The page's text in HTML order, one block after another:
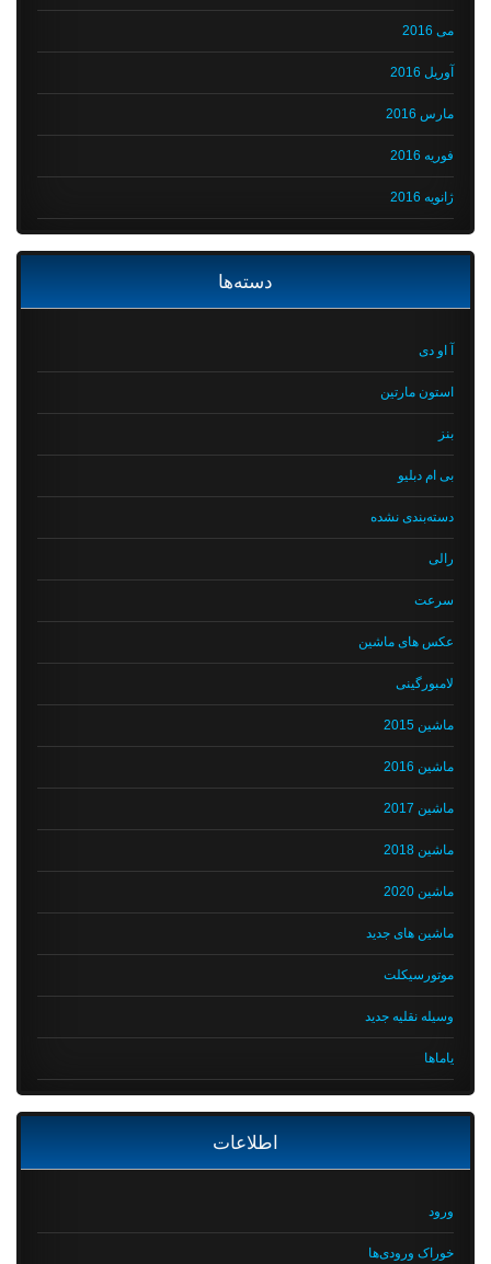
می 2016
آوریل 2016
مارس 2016
فوریه 2016
ژانویه 2016
دسته‌ها
آ او دی
استون مارتین
بی ام دبلیو
دسته‌بندی نشده
رالی
سرعت
عکس های ماشین
لامبورگینی
ماشین 2015
ماشین 2016
ماشین 2017
ماشین 2018
ماشین 2020
ماشین های جدید
موتورسیکلت
وسیله نقلیه جدید
یاماها
اطلاعات
ورود
خوراک ورودی‌ها